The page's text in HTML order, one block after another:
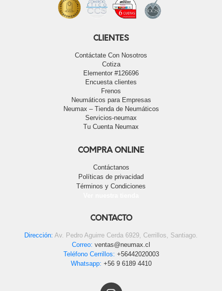
CLIENTES
Contáctate Con Nosotros
Cotiza
Elementor #126696
Encuesta clientes
Frenos
Neumáticos para Empresas
Neumax – Tienda de Neumáticos
Servicios-neumax
Tu Cuenta Neumax
COMPRA ONLINE
Contáctanos
Políticas de privacidad
Términos y Condiciones
CONTACTO
Dirección: Av. Pedro Aguirre Cerda 6929, Cerrillos, Santiago.
Correo: ventas@neumax.cl
Teléfono Cerrillos: +56442020003
Whatsapp: +56 9 6189 4410